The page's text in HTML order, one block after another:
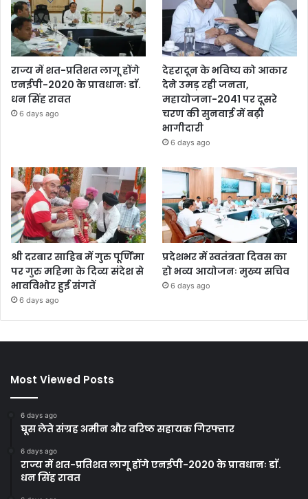
राज्य में शत-प्रतिशत लागू होंगे
एनईपी-2020 के प्रावधानः डाॅ.
धन सिंह रावत
6 days ago
देहरादून के भविष्य को आकार
देने उमड़ रही जनता,
महायोजना-2041 पर दूसरे
चरण की सुनवाई में बढ़ी
भागीदारी
6 days ago
श्री दरबार साहिब में गुरु पूर्णिमा
पर गुरु महिमा के दिव्य संदेश से
भावविभोर हुई संगतें
6 days ago
प्रदेशभर में स्वतंत्रता दिवस का
हो भव्य आयोजनः मुख्य सचिव
6 days ago
Most Viewed Posts
6 days ago
घूस लेते संग्रह अमीन और वरिष्ठ सहायक गिरफ्तार
6 days ago
राज्य में शत-प्रतिशत लागू होंगे एनईपी-2020 के प्रावधानः डाॅ.
धन सिंह रावत